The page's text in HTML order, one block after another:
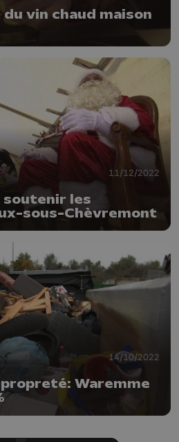
vin chaud maison
11/12/2022
soutenir les
sous-Chèvremont
14/10/2022
Waremme